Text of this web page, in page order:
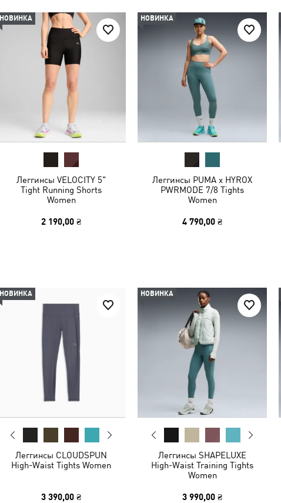
НОВИНКА
Леггинсы VELOCITY 5"
Tight Running Shorts
Women
2 190,00 ₴
НОВИНКА
Леггинсы PUMA x HYROX
PWRMODE 7/8 Tights
Women
4 790,00 ₴
НОВИНКА
Леггинсы CLOUDSPUN
High-Waist Tights Women
3 390,00 ₴
НОВИНКА
Леггинсы SHAPELUXE
High-Waist Training Tights
Women
3 990,00 ₴